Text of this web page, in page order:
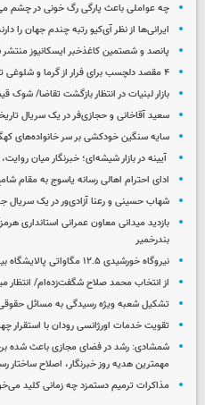
چه عواملی باعث پارگی رگ خونی در چشم
ایرانی‌ها از نظر آی‌کیو رتبه چندم جهان را
پانصد و شصتمین کاغذخبر ایسکانیوز
۴ مقصد دلچسب برای فرار از گرما و شلوغی تهران
بازار لبنیات در انتظار بازگشت تقاضا/
سعید آقاخانی و حجازی‌فر در یک سریال
سایه سنگین خودکشی بر سر خانواده‌های
آیینه در بازار شیشه‌ای؛ خبرنگار میان
ادای احترام اهالی رسانه یاسوج به مقام
شهاب حسینی و رعنا آزادی‌ور در یک
بازدید میدانی معاون عمرانی استانداری
بندرخمیر
نیروگاه خورشیدی ۱۲.۵ مگاواتی پالایشگاه بید بلند بهبهان وارد مدار تولید شد
از انتخاب محمد صلاح شگفت‌زده‌ام/ انتظار
تشکیل شعبه ویژه رسیدگی به مسائل حقوقی
تقویت خدمات اورژانسی رودان با استقرار
شمشادی: رشد در فضای مجازی باعث شده
مهمترین هدیه‌ روز خبرنگار، اصلاح ساختار
مذاکرات ترمیم دستمزد چه زمانی کلید